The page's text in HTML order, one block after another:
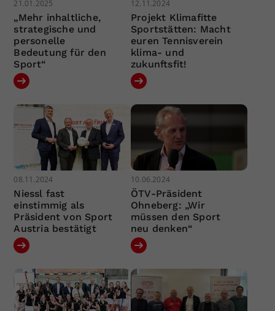
21.01.2025
„Mehr inhaltliche,
strategische und
personelle
Bedeutung für den
Sport“
12.11.2024
Projekt Klimafitte
Sportstätten: Macht
euren Tennisverein
klima- und
zukunftsfit!
08.11.2024
Niessl fast
einstimmig als
Präsident von Sport
Austria bestätigt
10.06.2024
ÖTV-Präsident
Ohneberg: „Wir
müssen den Sport
neu denken“